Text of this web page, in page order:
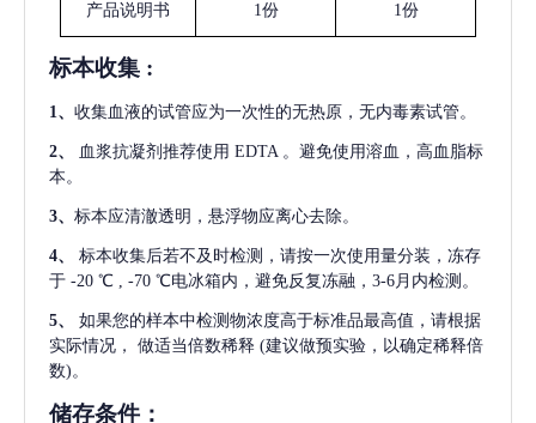
产品说明书 1份 1份
标本收集 :
1、 收集血液的试管应为一次性的无热原，无内毒素试管。
2、 血浆抗凝剂推荐使用 EDTA 。避免使用溶血，高血脂标
本。
3、 标本应清澈透明，悬浮物应离心去除。
4、
标本收集后若不及时检测，请按一次使用量分装，冻存
于 -20 ℃ , -70 ℃电冰箱内，避免反复冻融，3-6月内检测。
5、
如果您的样本中检测物浓度高于标准品最高值，请根据
实际情况，
做适当倍数稀释 (建议做预实验，以确定稀释倍
数)。
储存条件：